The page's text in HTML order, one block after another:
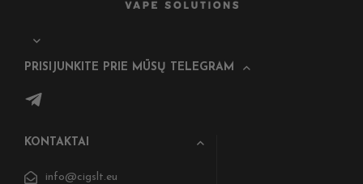
PRISIJUNKITE PRIE MŪSŲ TELEGRAM
KONTAKTAI
info@cigslt.eu